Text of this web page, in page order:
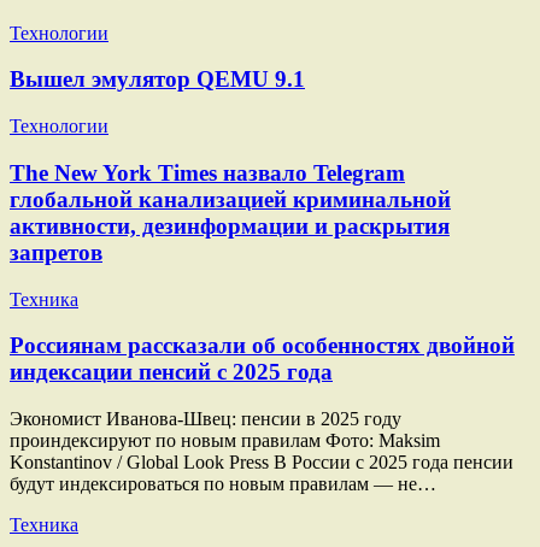
Технологии
Вышел эмулятор QEMU 9.1
Технологии
The New York Times назвало Telegram
глобальной канализацией криминальной
активности, дезинформации и раскрытия
запретов
Техника
Россиянам рассказали об особенностях двойной
индексации пенсий с 2025 года
Экономист Иванова-Швец: пенсии в 2025 году
проиндексируют по новым правилам Фото: Maksim
Konstantinov / Global Look Press В России с 2025 года пенсии
будут индексироваться по новым правилам — не…
Техника